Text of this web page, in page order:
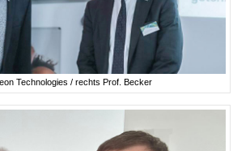
Technologies / rechts Prof. Becker